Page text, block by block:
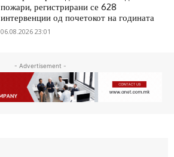
пожари, регистрирани се 628
интервенции од почетокот на годината
06.08.2026 23:01
- Advertisement -